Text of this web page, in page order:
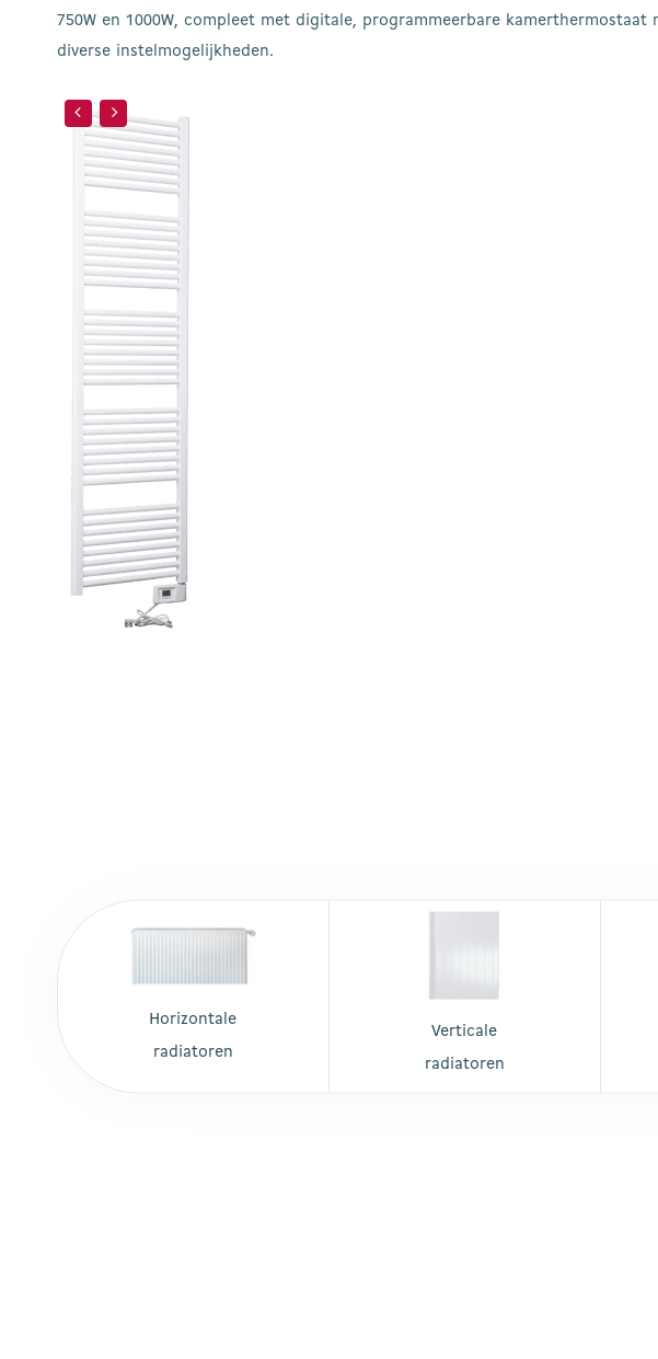
750W en 1000W, compleet met digitale, programmeerbare kamerthermostaat
diverse instelmogelijkheden.
Horizontale
radiatoren
Verticale
radiatoren